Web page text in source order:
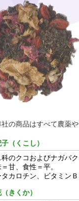
の商品はすべて農薬
（くこし）
科のクコおよびナガバ
甘、食性＝平。
タカロチン、ビタミン
きくか）